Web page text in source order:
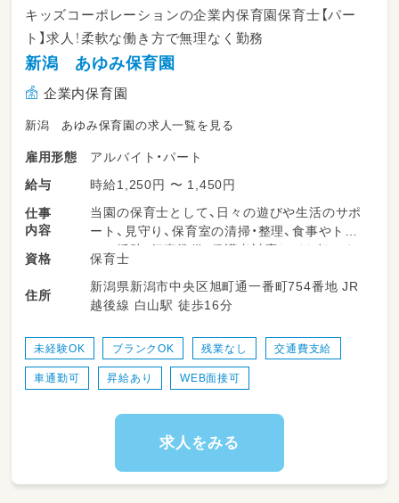
キッズコーポレーションの企業内保育園保育士【パー
ト】求人！柔軟な働き方で無理なく勤務
新潟 あゆみ保育園
企業内保育園
新潟 あゆみ保育園の求人一覧を見る
雇用形態
アルバイト・パート
給与
時給1,250円 〜 1,450円
仕事
内容
当園の保育士として、日々の遊びや生活のサポ
ート、見守り、保育室の清掃・整理、食事やトイ
レの援助、行事準備、保護者対応などを担いま
す。柔軟な保育環境の中で、子どもたち一人ひ
とりにしっかり向き合える時間が多くありま
す。勤務日数や時間は相談可能で、ライフスタ
＜スケジュール例＞
・11:00～昼食
・15:00～自発的な活動(室内遊び/お散歩)
・18:00～降園
資格 保育士
住所
新潟県新潟市中央区旭町通一番町754番地 JR
越後線 白山駅 徒歩16分
未経験OK ブランクOK 残業なし 交通費支給
車通勤可 昇給あり WEB面接可
求人をみる